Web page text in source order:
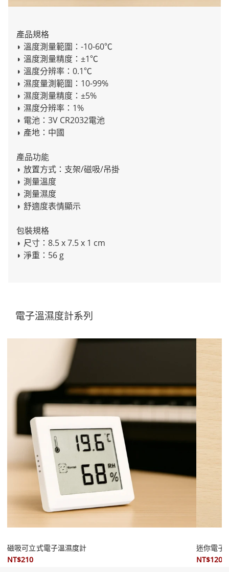
產品規格
◗ 溫度測量範圍：-10-60℃
◗ 溫度測量精度：±1℃
◗ 溫度分辨率：0.1℃
◗ 濕度量測範圍：10-99%
◗ 濕度測量精度：±5%
◗ 濕度分辨率：1%
◗ 電池：3V CR2032電池
◗ 產地：中國
產品功能
◗ 放置方式：支架/磁吸/吊掛
◗ 測量溫度
◗ 測量濕度
◗ 舒適度表情顯示
包裝規格
◗ 尺寸：8.5 x 7.5 x 1 cm
◗ 淨重：56 g
電子溫濕度計系列
磁吸可立式電子溫濕度計
NT$210
迷你電子
NT$120